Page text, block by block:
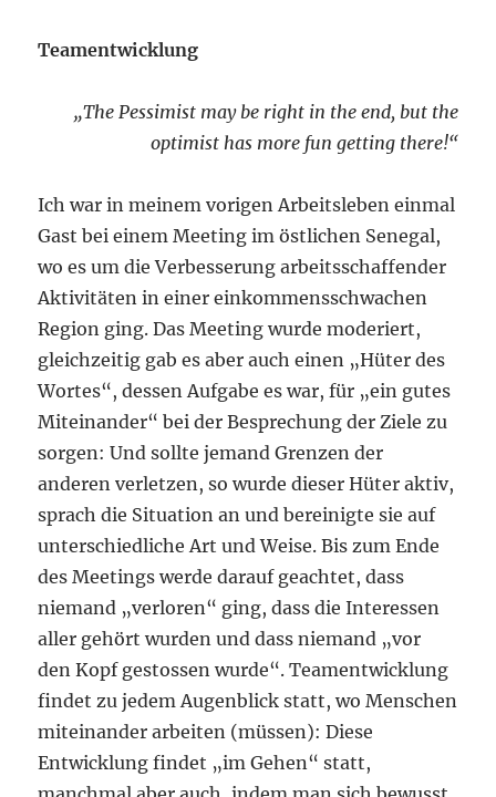
Teamentwicklung
„The Pessimist may be right in the end, but the
optimist has more fun getting there!“
Ich war in meinem vorigen Arbeitsleben einmal
Gast bei einem Meeting im östlichen Senegal,
wo es um die Verbesserung arbeitsschaffender
Aktivitäten in einer einkommensschwachen
Region ging. Das Meeting wurde moderiert,
gleichzeitig gab es aber auch einen „Hüter des
Wortes“, dessen Aufgabe es war, für „ein gutes
Miteinander“ bei der Besprechung der Ziele zu
sorgen: Und sollte jemand Grenzen der
anderen verletzen, so wurde dieser Hüter aktiv,
sprach die Situation an und bereinigte sie auf
unterschiedliche Art und Weise. Bis zum Ende
des Meetings werde darauf geachtet, dass
niemand „verloren“ ging, dass die Interessen
aller gehört wurden und dass niemand „vor
den Kopf gestossen wurde“. Teamentwicklung
findet zu jedem Augenblick statt, wo Menschen
miteinander arbeiten (müssen): Diese
Entwicklung findet „im Gehen“ statt,